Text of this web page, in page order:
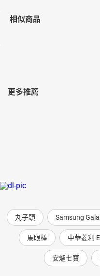
相似商品
更多推薦
丸子頭 Samsung
馬眼棒 中華菱利
安爐七寶